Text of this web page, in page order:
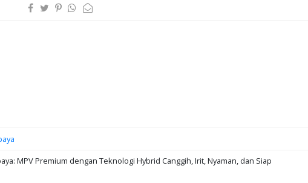
MPV Premium dengan Teknologi Hybrid Canggih, Irit, Nyaman, dan Siap